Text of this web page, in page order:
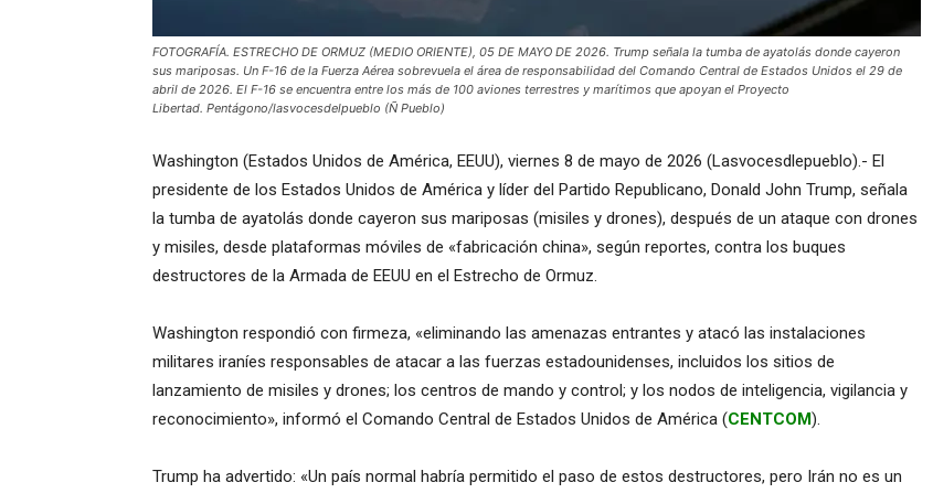
FOTOGRAFÍA. ESTRECHO DE ORMUZ (MEDIO ORIENTE), 05 DE MAYO DE 2026. Trump señala la tumba de ayatolás donde cayeron
sus mariposas. Un F-16 de la Fuerza Aérea sobrevuela el área de responsabilidad del Comando Central de Estados Unidos el 29 de
abril de 2026. El F-16 se encuentra entre los más de 100 aviones terrestres y marítimos que apoyan el Proyecto
Libertad. Pentágono/lasvocesdelpueblo (Ñ Pueblo)
Washington (Estados Unidos de América, EEUU), viernes 8 de mayo de 2026 (Lasvocesdlepueblo).- El
presidente de los Estados Unidos de América y líder del Partido Republicano, Donald John Trump, señala
la tumba de ayatolás donde cayeron sus mariposas (misiles y drones), después de un ataque con drones
y misiles, desde plataformas móviles de «fabricación china», según reportes, contra los buques
destructores de la Armada de EEUU en el Estrecho de Ormuz.
Washington respondió con firmeza, «eliminando las amenazas entrantes y atacó las instalaciones
militares iraníes responsables de atacar a las fuerzas estadounidenses, incluidos los sitios de
lanzamiento de misiles y drones; los centros de mando y control; y los nodos de inteligencia, vigilancia y
reconocimiento», informó el Comando Central de Estados Unidos de América (CENTCOM).
Trump ha advertido: «Un país normal habría permitido el paso de estos destructores, pero Irán no es un